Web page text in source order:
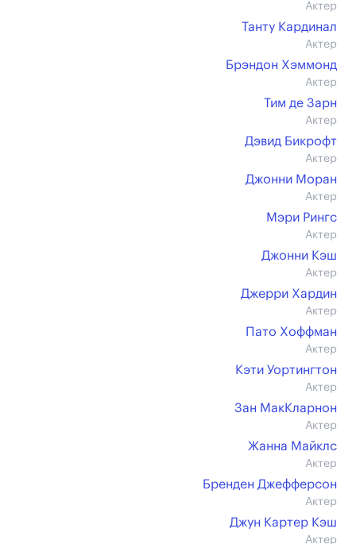
Актер
Танту Кардинал
Актер
Брэндон Хэммонд
Актер
Тим де Зарн
Актер
Дэвид Бикрофт
Актер
Джонни Моран
Актер
Мэри Рингс
Актер
Джонни Кэш
Актер
Джерри Хардин
Актер
Пато Хоффман
Актер
Кэти Уортингтон
Актер
Зан МакКларнон
Актер
Жанна Майклс
Актер
Бренден Джефферсон
Актер
Джун Картер Кэш
Актер